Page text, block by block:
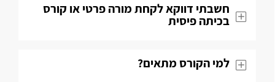
חשבתי דווקא לקחת מורה פרטי או קורס
בכיתה פיסית​
למי הקורס מתאים?